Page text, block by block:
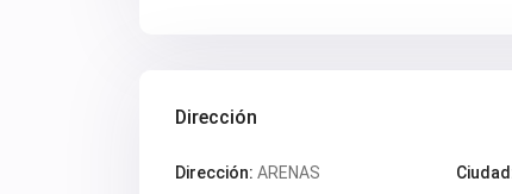
Dirección
Dirección: ARENAS